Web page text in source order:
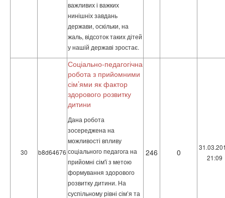
важливих і важких
нинішніх завдань
держави, оскільки, на
жаль, відсоток таких дітей
у нашій державі зростає.
30 b8d64676
Соціально-педагогічна
робота з прийомними
сім’ями як фактор
здорового розвитку
дитини
Дана робота
зосереджена на
можливості впливу
соціального педагога на
прийомні сім'ї з метою
формування здорового
розвитку дитини. На
суспільному рівні сім’я та
246 0
21:09